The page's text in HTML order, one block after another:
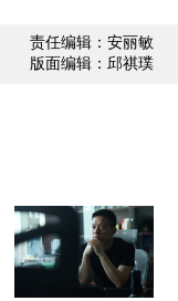
责任编辑：安丽敏
版面编辑：邱祺璞